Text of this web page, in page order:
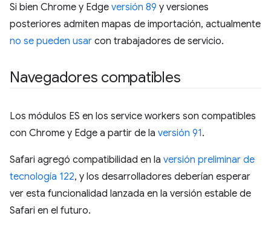
Si bien Chrome y Edge versión 89 y versiones
posteriores admiten mapas de importación, actualmente
no se pueden usar con trabajadores de servicio.
Navegadores compatibles
Los módulos ES en los service workers son compatibles
con Chrome y Edge a partir de la versión 91.
Safari agregó compatibilidad en la versión preliminar de
tecnología 122, y los desarrolladores deberían esperar
ver esta funcionalidad lanzada en la versión estable de
Safari en el futuro.